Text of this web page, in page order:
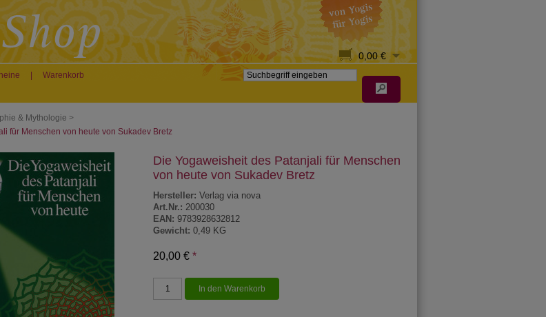
0,00 €
Warenkorb
& Mythologie >
für Menschen von heute von Sukadev Bretz
Die Yogaweisheit des Patanjali für Menschen
von heute von Sukadev Bretz
Hersteller: Verlag via nova
Art.Nr.: 200030
EAN: 9783928632812
Gewicht: 0,49 KG
20,00 € *